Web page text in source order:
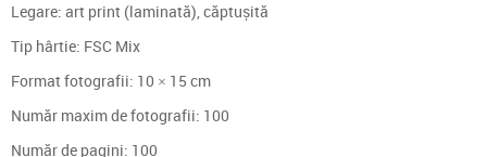
Legare: art print (laminată), căptușită
Tip hârtie: FSC Mix
Format fotografii: 10 × 15 cm
Număr maxim de fotografii: 100
Număr de pagini: 100